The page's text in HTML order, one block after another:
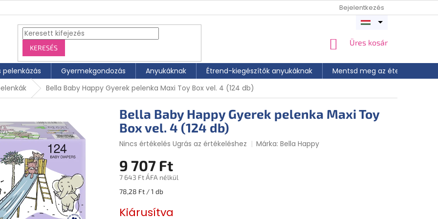
Bejelentkezés
KERESÉS
KOSÁR
Üres kosár
pelenkázás Gyermekgondozás Anyukáknak Étrend-kiegészítők anyukáknak Mentsd meg az ételt
Menü
Bella Baby Happy Gyerek pelenka Maxi Toy Box vel. 4 (124 db)
Bella Baby Happy Gyerek pelenka Maxi Toy
Box vel. 4 (124 db)
A
átlagos
értékelése
5-
ből
csillag.
Nincs értékelés Ugrás az értékeléshez Márka:Bella Happy
9 707 Ft
7 643 Ft ÁFA nélkül
Egységár:
78,28 Ft / 1 db
Kiárusítva